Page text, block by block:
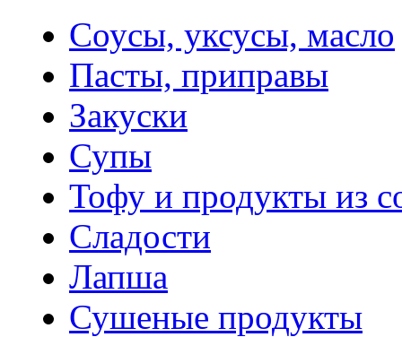
Соусы, уксусы, масло
Пасты, приправы
Закуски
Супы
Тофу и продукты из
Сладости
Лапша
Сушеные продукты